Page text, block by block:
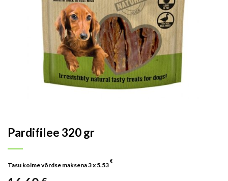
Pardifilee 320 gr
Tasu kolme võrdse maksena 3 x 5.53
€